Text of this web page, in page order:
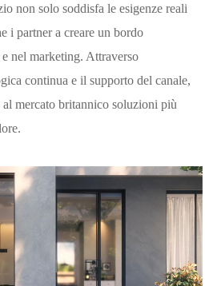
non solo soddisfa le esigenze reali
i partner a creare un bordo
nel marketing. Attraverso
continua e il supporto del canale,
mercato britannico soluzioni più